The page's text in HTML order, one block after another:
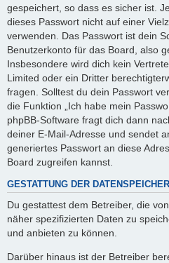
gespeichert, so dass es sicher ist.
dieses Passwort nicht auf einer
verwenden. Das Passwort ist dein
Benutzerkonto für das Board, also
Insbesondere wird dich kein
Limited oder ein Dritter
fragen. Solltest du dein Passwort
die Funktion „Ich habe mein
phpBB-Software fragt dich dann
deiner E-Mail-Adresse und sendet
generiertes Passwort an diese
Board zugreifen kannst.
GESTATTUNG DER
Du gestattest dem Betreiber, die
näher spezifizierten Daten zu
und anbieten zu können.
Darüber hinaus ist der Betreiber